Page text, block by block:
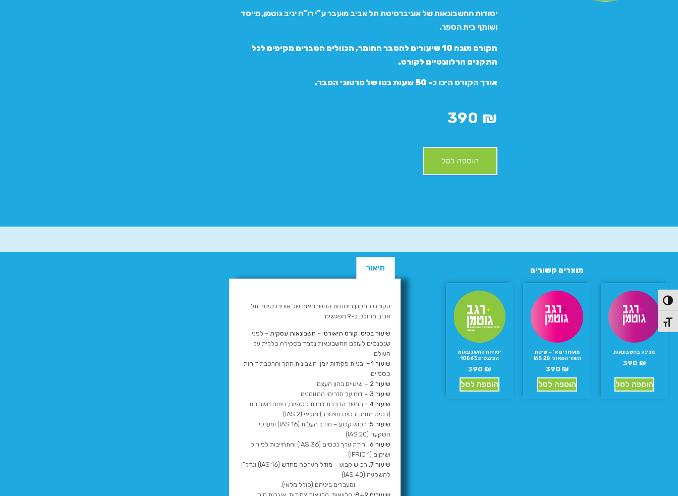
הפעל/כבה ניגודיות גבוהה
מתג גודל גופן
יסודות החשבונאות של אוניברסיטת תל אביב מועבר ע”י רו”ח יניב גוטמן, מייסד
ושותף בית הספר.
הקורס מונה 10 שיעורים להסבר החומר, הכוולים הסברים מקיפים לכל
התקנים הרלוונטיים לקורס.
אורך הקורס הינו כ- 50 שעות נטו של סרטוני הסבר.
390 ₪
הוספה לסל
מוצרים קשורים
מכינה בחשבונאות
390 ₪
הוספה לסל
מאוחדים א’ – שיטת
השווי המאזני IAS 28
390 ₪
הוספה לסל
יסודות החשבונאות
הפיננסית 10863
390₪
הוספה לסל
תיאור
הקורס המקוון ביסודות החשבונאות של אוניברסיטת תל
אביב מחולק ל-9 מפגשים:
שיעור בסיס: קורס תיאורטי – חשבונאות עסקית – לפני
שנכנסים לעולם החשבונאות נלמד בסקירה כללית על
העולם.
שיעור 1 –
בניית פקודות יומן, חשבונות חתך והרכבת דוחות
כספיים.
שיעור 2
– שינויים בהון העצמי
שיעור 3
– דוח על תזרימי המזומנים
שיעור 4 –
המשך הרכבת דוחות כספיים, ניתוח חשבונות
(בסיס מזומן ובסיס מצטבר) ומלאי (IAS 2)
שיעור 5:
רכוש קבוע – מודל העלות (IAS 16) ומענקי
השקעה (IAS 20)
שיעור 6:
ירידת ערך נכסים (IAS 36) והתחייבות לפירוק
ושיקום (IFRIC 1)
שיעור 7:
רכוש קבוע – מודל הערכה מחדש (IAS 16) ונדל”ן
להשקעה (IAS 40)
ומעברים ביניהם (כולל מלאי).